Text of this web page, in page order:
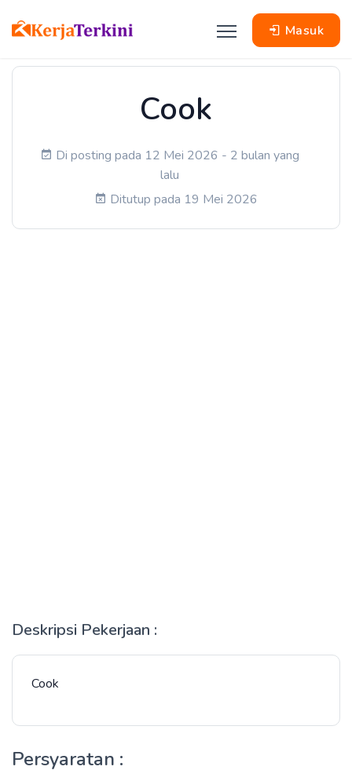
Masuk
Cook
Di posting pada 12 Mei 2026 - 2 bulan yang
lalu
Ditutup pada 19 Mei 2026
Deskripsi Pekerjaan :
Cook
Persyaratan :